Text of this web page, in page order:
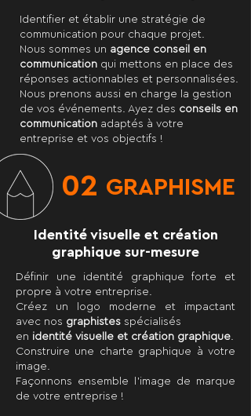
Identifier et établir une stratégie de
communication pour chaque projet.
Nous sommes un agence conseil en
communication qui mettons en place des
réponses actionnables et personnalisées.
Nous prenons aussi en charge la gestion
de vos événements. Ayez des conseils en
communication adaptés à votre
entreprise et vos objectifs !
GRAPHISME
02
Identité visuelle et création
graphique sur-mesure
Définir une identité graphique forte et
propre à votre entreprise.
Créez un logo moderne et impactant
avec nos graphistes spécialisés
en identité visuelle et création graphique.
Construire une charte graphique à votre
image.
Façonnons ensemble l’image de marque
de votre entreprise !